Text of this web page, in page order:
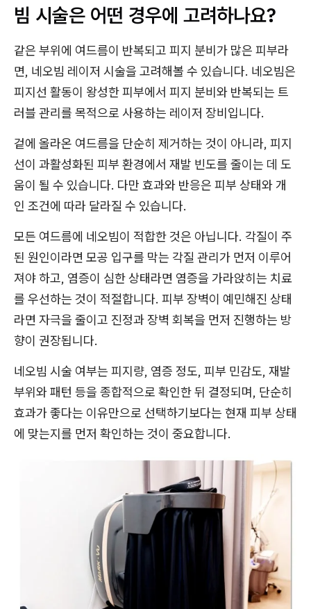
빔 시술은 어떤 경우에 고려하나요?
같은 부위에 여드름이 반복되고 피지 분비가 많은 피부라
면, 네오빔 레이저 시술을 고려해볼 수 있습니다. 네오빔은
피지선 활동이 왕성한 피부에서 피지 분비와 반복되는 트
러블 관리를 목적으로 사용하는 레이저 장비입니다.
겉에 올라온 여드름을 단순히 제거하는 것이 아니라, 피지
선이 과활성화된 피부 환경에서 재발 빈도를 줄이는 데 도
움이 될 수 있습니다. 다만 효과와 반응은 피부 상태와 개
인 조건에 따라 달라질 수 있습니다.
모든 여드름에 네오빔이 적합한 것은 아닙니다. 각질이 주
된 원인이라면 모공 입구를 막는 각질 관리가 먼저 이루어
져야 하고, 염증이 심한 상태라면 염증을 가라앉히는 치료
를 우선하는 것이 적절합니다. 피부 장벽이 예민해진 상태
라면 자극을 줄이고 진정과 장벽 회복을 먼저 진행하는 방
향이 권장됩니다.
네오빔 시술 여부는 피지량, 염증 정도, 피부 민감도, 재발
부위와 패턴 등을 종합적으로 확인한 뒤 결정되며, 단순히
효과가 좋다는 이유만으로 선택하기보다는 현재 피부 상태
에 맞는지를 먼저 확인하는 것이 중요합니다.